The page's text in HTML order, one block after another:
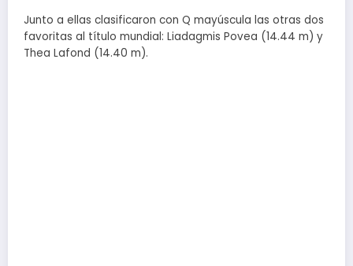
Junto a ellas clasificaron con Q mayúscula las otras dos
favoritas al título mundial: Liadagmis Povea (14.44 m) y
Thea Lafond (14.40 m).